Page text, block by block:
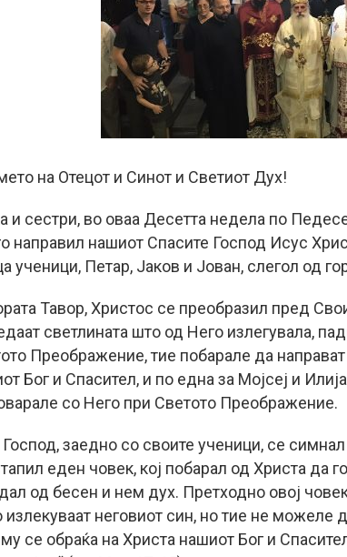
на Отецот и Синот и Светиот Дух!
и сестри, во оваа Десетта недела по
направил нашиот Спасите Господ Исус
ученици, Петар, Јаков и Јован, слегол од
Тавор, Христос се преобразил пред
светлината што од Него излегувала,
Преображение, тие побарале да
Бог и Спасител, и по една за Мојсеј и
со Него при Светото Преображение.
Господ, заедно со своите ученици, се
еден човек, кој побарал од Христа да
од бесен и нем дух. Претходно овој
излекуваат неговиот син, но тие не можеле
му се обраќа на Христа нашиот Бог и